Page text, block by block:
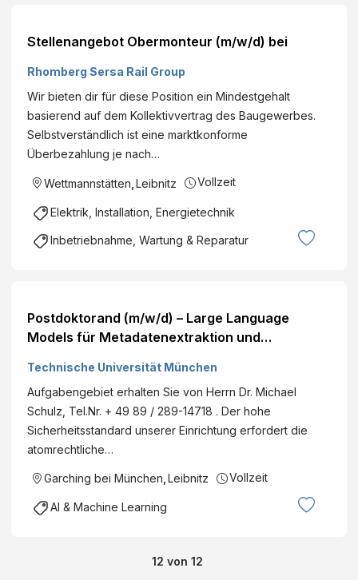
Stellenangebot Obermonteur (m/w/d) bei
Rhomberg Sersa Rail Group
Wir bieten dir für diese Position ein Mindestgehalt
basierend auf dem Kollektivvertrag des Baugewerbes.
Selbstverständlich ist eine marktkonforme
Überbezahlung je nach…
Wettmannstätten Leibnitz Vollzeit
Elektrik, Installation, Energietechnik
Inbetriebnahme, Wartung & Reparatur
Postdoktorand (m/w/d) – Large Language
Models für Metadatenextraktion und
Technische Universität München
Aufgabengebiet erhalten Sie von Herrn Dr. Michael
Schulz, Tel.Nr. + 49 89 / 289-14718 . Der hohe
Sicherheitsstandard unserer Einrichtung erfordert die
atomrechtliche…
Garching bei München Leibnitz Vollzeit
AI & Machine Learning
12 von 12